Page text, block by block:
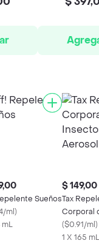
Sueños
ml)
mL
$ 149,00
Tax
Corporal
en Aerosol
($0.91/ml)
1 X 165 mL